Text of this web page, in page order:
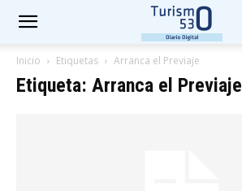
Inicio Etiquetas Arranca el Previaje
Etiqueta: Arranca el Previaje